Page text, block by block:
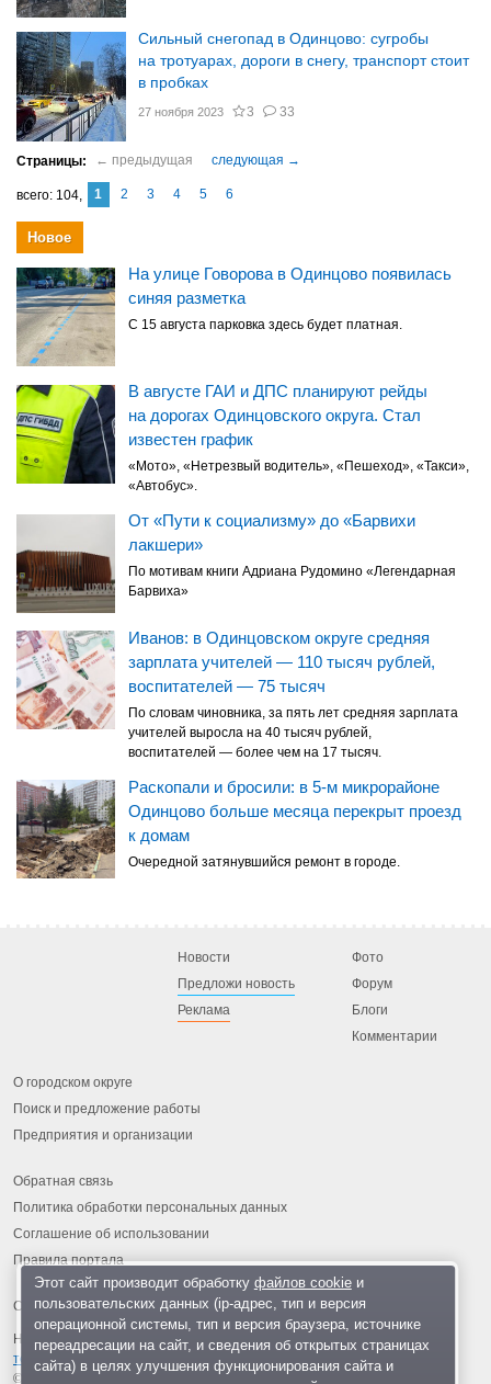
Сильный снегопад в Одинцово: сугробы
на тротуарах, дороги в снегу, транспорт стоит
в пробках
27 ноября 2023 3 33
104 1 2 3 4 5 6
Новое
На улице Говорова в Одинцово появилась
синяя разметка
С 15 августа парковка здесь будет платная.
В августе ГАИ и ДПС планируют рейды
на дорогах Одинцовского округа. Стал
известен график
«Мото», «Нетрезвый водитель», «Пешеход», «Такси»,
«Автобус».
От «Пути к социализму» до «Барвихи
лакшери»
По мотивам книги Адриана Рудомино «Легендарная
Барвиха»
Иванов: в Одинцовском округе средняя
зарплата учителей — 110 тысяч рублей,
воспитателей — 75 тысяч
По словам чиновника, за пять лет средняя зарплата
учителей выросла на 40 тысяч рублей,
воспитателей — более чем на 17 тысяч.
Раскопали и бросили: в 5-м микрорайоне
Одинцово больше месяца перекрыт проезд
к домам
Очередной затянувшийся ремонт в городе.
Новости
Предложи новость
Реклама
Фото
Форум
Блоги
Комментарии
О городском округе
Поиск и предложение работы
Предприятия и организации
Обратная связь
Политика обработки персональных данных
Соглашение об использовании
Правила портала
На информационном ресурсе применяются рекомендательные
технологии
© 2013-2026 «ОИНФО»,
сделано в Одинцово
Этот сайт производит обработку файлов cookieи
пользовательских данных (ip-адрес, тип и версия
операционной системы, тип и версия браузера, источнике
переадресации на сайт, и сведения об открытых страницах
сайта) в целях улучшения функционирования сайта и